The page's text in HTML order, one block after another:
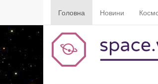
Головна Новини